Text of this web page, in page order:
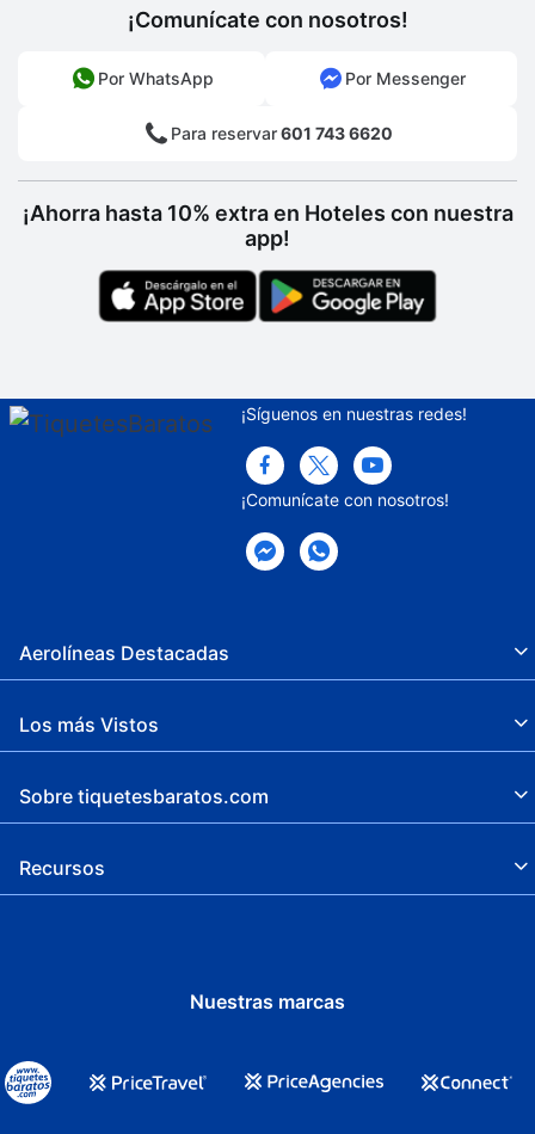
¡Comunícate con nosotros!
Por WhatsApp Por Messenger
Para reservar601 743 6620
¡Ahorra hasta 10% extra en Hoteles con nuestra
app!
¡Síguenos en nuestras redes!
¡Comunícate con nosotros!
Aerolíneas Destacadas
Los más Vistos
Sobre tiquetesbaratos.com
Recursos
Nuestras marcas